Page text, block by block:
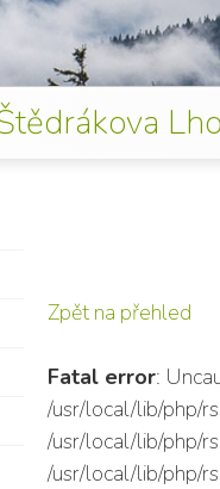
Zpět na přehled
Fatal error:
/usr/local/lib/php/
/usr/local/lib/php/
/usr/local/lib/php/